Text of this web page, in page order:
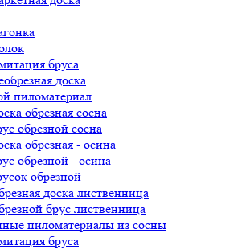
бруса
доска
пиломатериал
обрезная сосна
обрезной сосна
обрезная - осина
обрезной - осина
обрезной
доска лиственница
брус лиственница
пиломатериалы из сосны
бруса